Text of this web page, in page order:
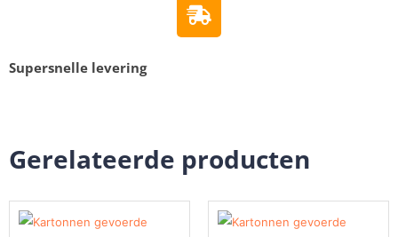
Supersnelle levering
Gerelateerde producten